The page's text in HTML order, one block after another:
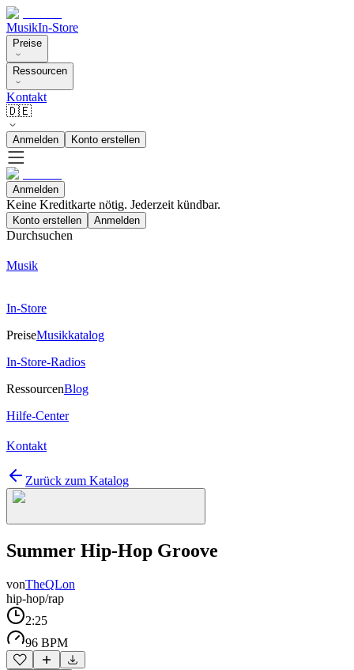
MusikIn-Store
Preise
Ressourcen
Kontakt
🇩🇪
Anmelden Konto erstellen
Anmelden
Keine Kreditkarte nötig. Jederzeit kündbar.
Konto erstellen Anmelden
Durchsuchen
Musik
In-Store
PreiseMusikkatalog
In-Store-Radios
RessourcenBlog
Hilfe-Center
Kontakt
Zurück zum Katalog
Summer Hip-Hop Groove
vonTheQLon
hip-hop/rap
2:25
96 BPM